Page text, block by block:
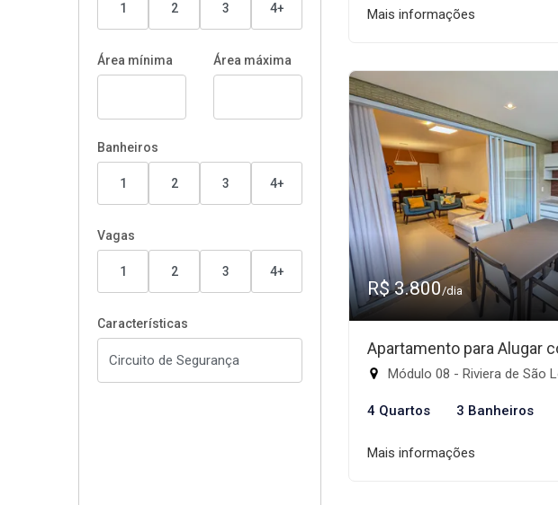
1 2 3 4+
Área mínima Área máxima
Banheiros
1 2 3 4+
Vagas
1 2 3 4+
Características
Mais informações
R$ 3.800/dia
Apartamento para Alugar
Módulo 08 - Riviera de São
4 Quartos 3 Banheiros
Mais informações